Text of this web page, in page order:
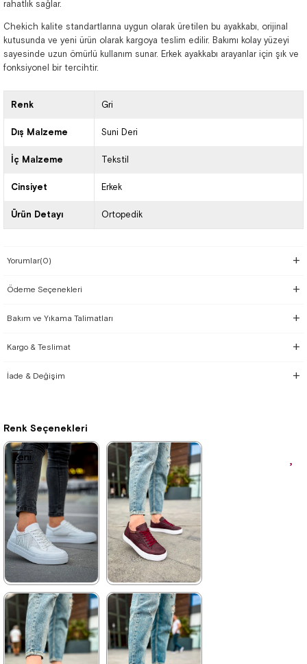
rahatlık sağlar.
Chekich kalite standartlarına uygun olarak üretilen bu ayakkabı, orijinal
kutusunda ve yeni ürün olarak kargoya teslim edilir. Bakımı kolay yüzeyi
sayesinde uzun ömürlü kullanım sunar. Erkek ayakkabı arayanlar için şık ve
fonksiyonel bir tercihtir.
Renk Gri
Dış Malzeme Suni Deri
İç Malzeme Tekstil
Cinsiyet Erkek
Ürün Detayı Ortopedik
Yorumlar(0)
Ödeme Seçenekleri
Bakım ve Yıkama Talimatları
Kargo & Teslimat
İade & Değişim
Renk Seçenekleri
★ ★ ★ ★ ★
3.520,00 ₺
5.104,00 ₺
Yeni
Ürün
★ ★ ★ ★ ★
3.520,00 ₺
5.104,00 ₺
Yeni
Ürün
Yeni
Ürün
Yeni
Ürün
Yeni
Ürün
Yeni
Ürün